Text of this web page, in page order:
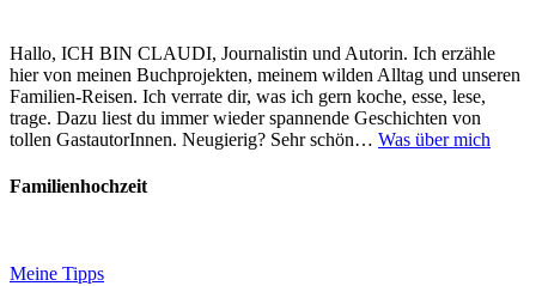
Hallo, ICH BIN CLAUDI, Journalistin und Autorin. Ich erzähle
hier von meinen Buchprojekten, meinem wilden Alltag und unseren
Familien-Reisen. Ich verrate dir, was ich gern koche, esse, lese,
trage. Dazu liest du immer wieder spannende Geschichten von
tollen GastautorInnen. Neugierig? Sehr schön… Was über mich
Familienhochzeit
Meine Tipps